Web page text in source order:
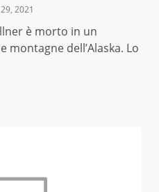
2021
è morto in un
dell’Alaska. Lo